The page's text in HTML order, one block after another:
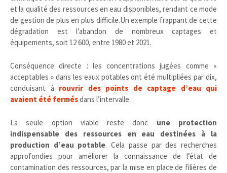
et la qualité des ressources en eau disponibles, rendant ce mode
de gestion de plus en plus difficile.Un exemple frappant de cette
dégradation est l’abandon de nombreux captages et
équipements, soit 12 600, entre 1980 et 2021.
Conséquence directe : les concentrations jugées comme «
acceptables » dans les eaux potables ont été multipliées par dix,
conduisant à rouvrir des points de captage d’eau qui
avaient été fermésdans l’intervalle.
La seule option viable reste donc une protection
indispensable des ressources en eau destinées à la
production d’eau potable. Cela passe par des recherches
approfondies pour améliorer la connaissance de l’état de
contamination des ressources, par la mise en place de filières de